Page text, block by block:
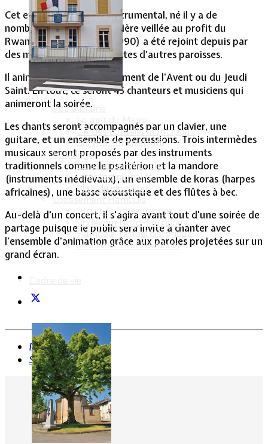
Votre Mairie
Le mot du Maire
CR des conseils municipaux
Service administratif
Le Village
La salle communale
Intercommunalité
Plan de situation
Lotissement Hambois
Projet de lotissements
Sodevam Nord-Lorraine
Hambois, rappel historique
Le lotissement Hambois
Cet ensemble choral et instrumental, né il y a de
nombreuses années (première veillée au profit du
Rwanda dans les années 1990) a été rejoint depuis par
des musiciens et des choristes d'autres paroisses.
Il anime des veillées au moment de l'Avent ou du Jeudi
Saint. En tout, ce seront 45 chanteurs et musiciens qui
animeront la soirée.
Les chants seront accompagnés par un clavier, une
guitare, et un ensemble de percussions. Trois intermèdes
musicaux seront proposés par des instruments
traditionnels comme le psaltérion et la mandore
(instruments médiévaux), un ensemble de koras (harpes
africaines), une basse acoustique et des flûtes à bec.
Au-delà d'un concert, il s'agira avant tout d'une soirée de
partage puisque le public sera invité à chanter avec
l'ensemble d'animation grâce aux paroles projetées sur un
grand écran.
Précédent
Suivant